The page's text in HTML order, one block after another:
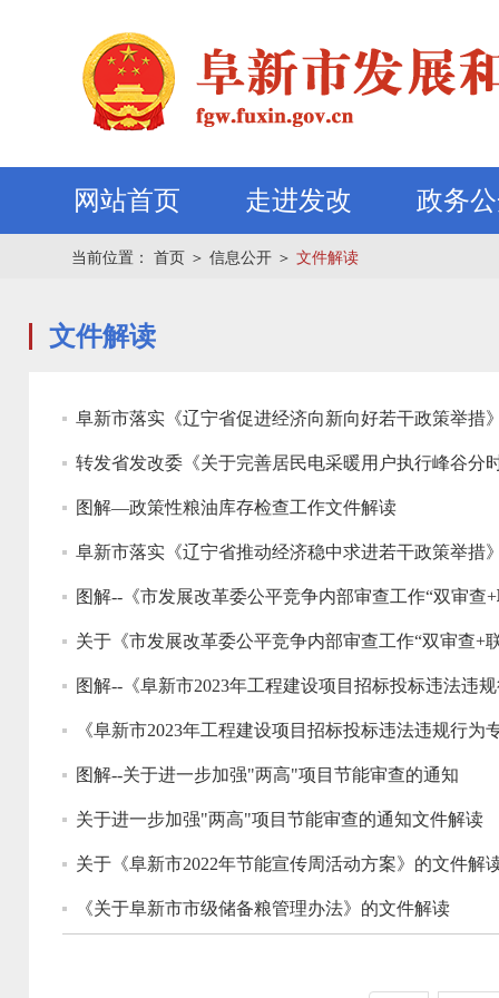
网站首页 走进发改 政务
当前位置： 首页 ＞ 信息公开 ＞ 文件解读
文件解读
阜新市落实《辽宁省促进经济向新向好若干政策举措
转发省发改委《关于完善居民电采暖用户执行峰谷分
图解—政策性粮油库存检查工作文件解读
阜新市落实《辽宁省推动经济稳中求进若干政策举措
图解--《市发展改革委公平竞争内部审查工作“双审查
关于《市发展改革委公平竞争内部审查工作“双审查+
图解--《阜新市2023年工程建设项目招标投标违法违
《阜新市2023年工程建设项目招标投标违法违规行为
图解--关于进一步加强"两高"项目节能审查的通知
关于进一步加强"两高"项目节能审查的通知文件解读
关于《阜新市2022年节能宣传周活动方案》的文件解
《关于阜新市市级储备粮管理办法》的文件解读